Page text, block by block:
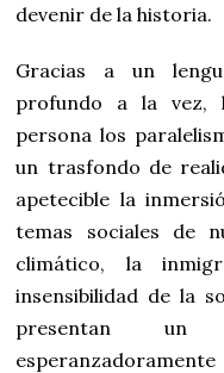
devenir de la historia.
Gracias a un
profundo a la vez,
persona los
un trasfondo de
apetecible la
temas sociales de
climático, la
insensibilidad de la
presentan